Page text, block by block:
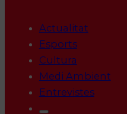
Actualitat
Esports
Cultura
Medi Ambient
Entrevistes